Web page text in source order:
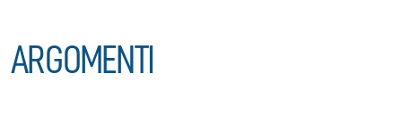
ARGOMENTI